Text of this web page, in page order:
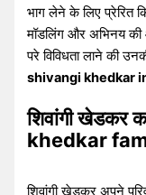
भाग लेने के लिए प्रेरित
मॉडलिंग और अभिनय
परे विविधता लाने की
shivangi khedkar
शिवांगी खेडकर
khedkar
शिवांगी खेड़कर अपने